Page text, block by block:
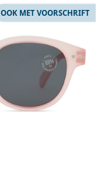
OOK MET VOORSCHRIFT